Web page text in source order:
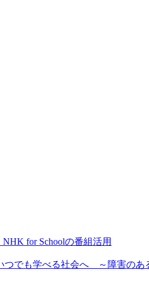
for Schoolの番組活用
でも学べる社会へ ～障害のあ